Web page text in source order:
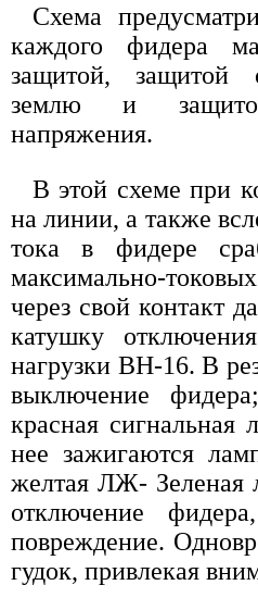
Схема
каждого фидера
защитой, защитой
землю и
напряжения.
В этой схеме при
на линии, а также
тока в фидере
максимально-
через свой контакт
катушку
нагрузки ВН-16. В
выключение
красная
нее зажигаются
желтая ЛЖ- Зеленая
отключение
повреждение.
гудок, привлекая